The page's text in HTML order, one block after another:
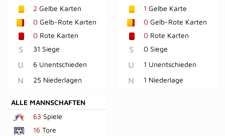
2 Gelbe Karten
0 Gelb-Rote Karten
0 Rote Karten
S 31 Siege
U 6 Unentschieden
N 25 Niederlagen
1 Gelbe Karte
0Gelb-Rote Karten
0Rote Karten
S 0 Siege
U 1 Unentschieden
N 1 Niederlage
ALLE MANNSCHAFTEN
63 Spiele
16 Tore